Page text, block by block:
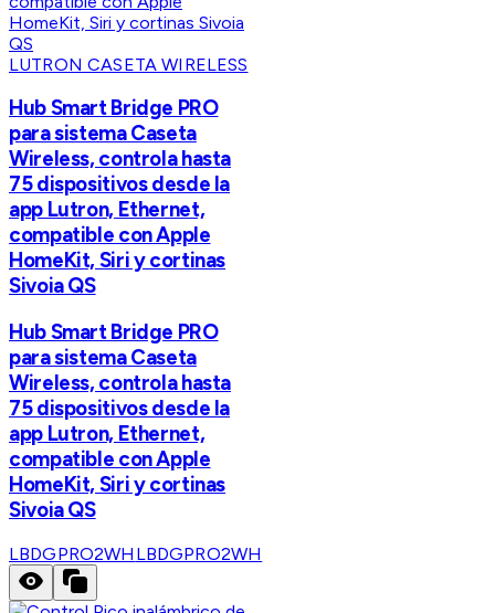
LUTRON CASETA WIRELESS
Hub Smart Bridge PRO
para sistema Caseta
Wireless, controla hasta
75 dispositivos desde la
app Lutron, Ethernet,
compatible con Apple
HomeKit, Siri y cortinas
Sivoia QS
Hub Smart Bridge PRO
para sistema Caseta
Wireless, controla hasta
75 dispositivos desde la
app Lutron, Ethernet,
compatible con Apple
HomeKit, Siri y cortinas
Sivoia QS
LBDGPRO2WH LBDGPRO2WH